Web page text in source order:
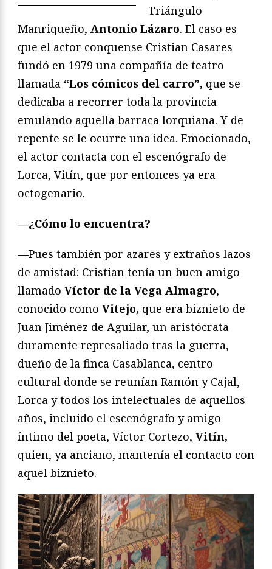
Triángulo
Manriqueño, Antonio Lázaro. El caso es
que el actor conquense Cristian Casares
fundó en 1979 una compañía de teatro
llamada “Los cómicos del carro”, que se
dedicaba a recorrer toda la provincia
emulando aquella barraca lorquiana. Y de
repente se le ocurre una idea. Emocionado,
el actor contacta con el escenógrafo de
Lorca, Vitín, que por entonces ya era
octogenario.
—¿Cómo lo encuentra?
—Pues también por azares y extraños lazos
de amistad: Cristian tenía un buen amigo
llamado Víctor de la Vega Almagro,
conocido como Vitejo, que era biznieto de
Juan Jiménez de Aguilar, un aristócrata
duramente represaliado tras la guerra,
dueño de la finca Casablanca, centro
cultural donde se reunían Ramón y Cajal,
Lorca y todos los intelectuales de aquellos
años, incluido el escenógrafo y amigo
íntimo del poeta, Víctor Cortezo, Vitín,
quien, ya anciano, mantenía el contacto con
aquel biznieto.